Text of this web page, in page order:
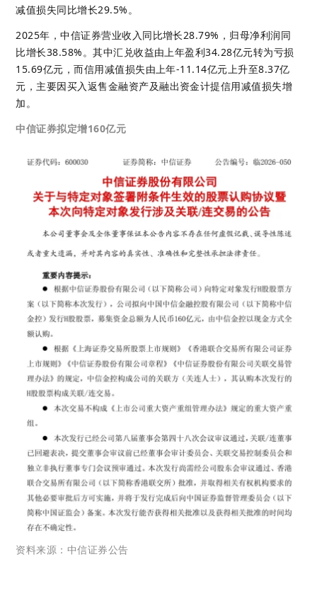
减值损失同比增长29.5%。
2025年，中信证券营业收入同比增长28.79%，归母净利润同
比增长38.58%。其中汇兑收益由上年盈利34.28亿元转为亏损
15.69亿元，而信用减值损失由上年-11.14亿元上升至8.37亿
元，主要因买入返售金融资产及融出资金计提信用减值损失增
加。
中信证券拟定增160亿元
资料来源：中信证券公告